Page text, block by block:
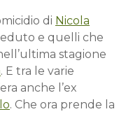
di Nicola
e quelli che
stagione
. E tra le varie
anche l’ex
. Che ora prende la